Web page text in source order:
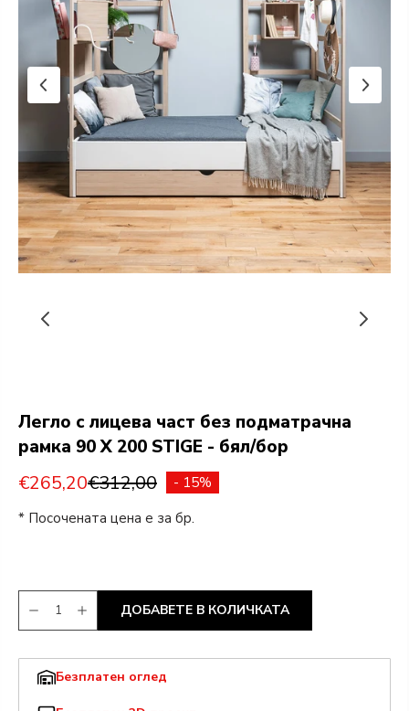
Легло с лицева част без подматрачна
рамка 90 X 200 STIGE - бял/бор
€265,20€312,00
- 15%
* Посочената цена е за бр.
ДОБАВЕТЕ В КОЛИЧКАТА
Безплатен оглед